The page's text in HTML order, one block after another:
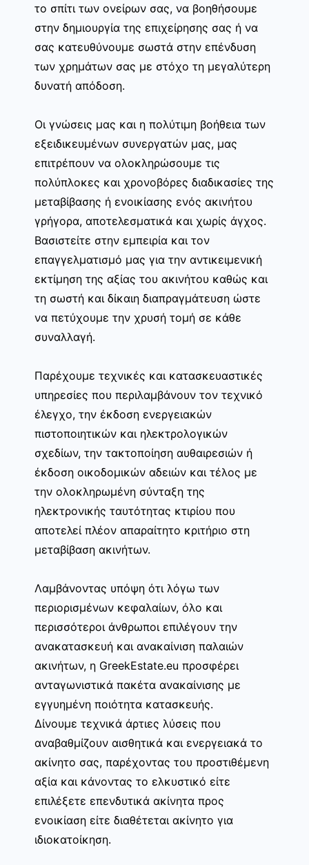
το σπίτι των ονείρων σας, να βοηθήσουμε
στην δημιουργία της επιχείρησης σας ή να
σας κατευθύνουμε σωστά στην επένδυση
των χρημάτων σας με στόχο τη μεγαλύτερη
δυνατή απόδοση.
Οι γνώσεις μας και η πολύτιμη βοήθεια των
εξειδικευμένων συνεργατών μας, μας
επιτρέπουν να ολοκληρώσουμε τις
πολύπλοκες και χρονοβόρες διαδικασίες της
μεταβίβασης ή ενοικίασης ενός ακινήτου
γρήγορα, αποτελεσματικά και χωρίς άγχος.
Βασιστείτε στην εμπειρία και τον
επαγγελματισμό μας για την αντικειμενική
εκτίμηση της αξίας του ακινήτου καθώς και
τη σωστή και δίκαιη διαπραγμάτευση ώστε
να πετύχουμε την χρυσή τομή σε κάθε
συναλλαγή.
Παρέχουμε τεχνικές και κατασκευαστικές
υπηρεσίες που περιλαμβάνουν τον τεχνικό
έλεγχο, την έκδοση ενεργειακών
πιστοποιητικών και ηλεκτρολογικών
σχεδίων, την τακτοποίηση αυθαιρεσιών ή
έκδοση οικοδομικών αδειών και τέλος με
την ολοκληρωμένη σύνταξη της
ηλεκτρονικής ταυτότητας κτιρίου που
αποτελεί πλέον απαραίτητο κριτήριο στη
μεταβίβαση ακινήτων.
Λαμβάνοντας υπόψη ότι λόγω των
περιορισμένων κεφαλαίων, όλο και
περισσότεροι άνθρωποι επιλέγουν την
ανακατασκευή και ανακαίνιση παλαιών
ακινήτων, η GreekEstate.eu προσφέρει
ανταγωνιστικά πακέτα ανακαίνισης με
εγγυημένη ποιότητα κατασκευής.
Δίνουμε τεχνικά άρτιες λύσεις που
αναβαθμίζουν αισθητικά και ενεργειακά το
ακίνητο σας, παρέχοντας του προστιθέμενη
αξία και κάνοντας το ελκυστικό είτε
επιλέξετε επενδυτικά ακίνητα προς
ενοικίαση είτε διαθέτεται ακίνητο για
ιδιοκατοίκηση.